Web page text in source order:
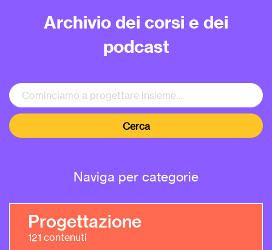
Archivio dei corsi e dei
podcast
Naviga per categorie
Progettazione
121 contenuti